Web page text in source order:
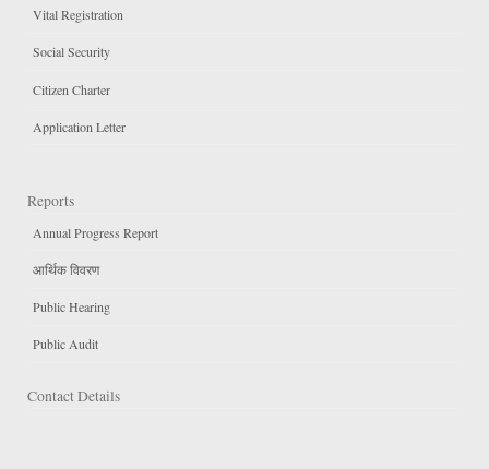
Vital Registration
Social Security
Citizen Charter
Application Letter
Reports
Annual Progress Report
आर्थिक विवरण
Public Hearing
Public Audit
Contact Details